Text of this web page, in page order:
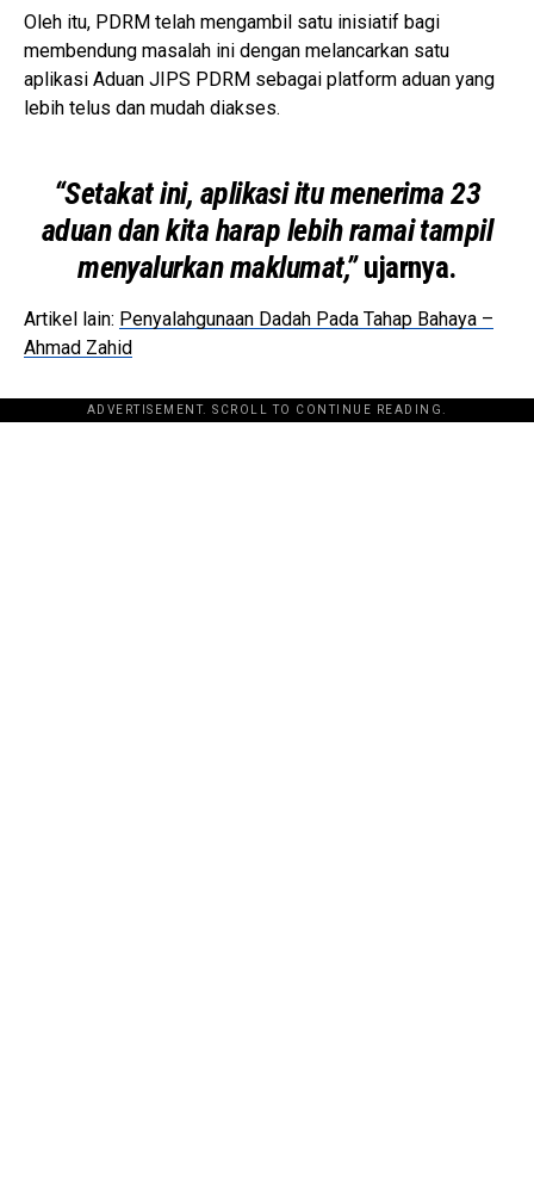
Oleh itu, PDRM telah mengambil satu inisiatif bagi
membendung masalah ini dengan melancarkan satu
aplikasi Aduan JIPS PDRM sebagai platform aduan yang
lebih telus dan mudah diakses.
“Setakat ini, aplikasi itu menerima 23
aduan dan kita harap lebih ramai tampil
menyalurkan maklumat,”ujarnya.
Artikel lain: Penyalahgunaan Dadah Pada Tahap Bahaya –
Ahmad Zahid
ADVERTISEMENT. SCROLL TO CONTINUE READING.